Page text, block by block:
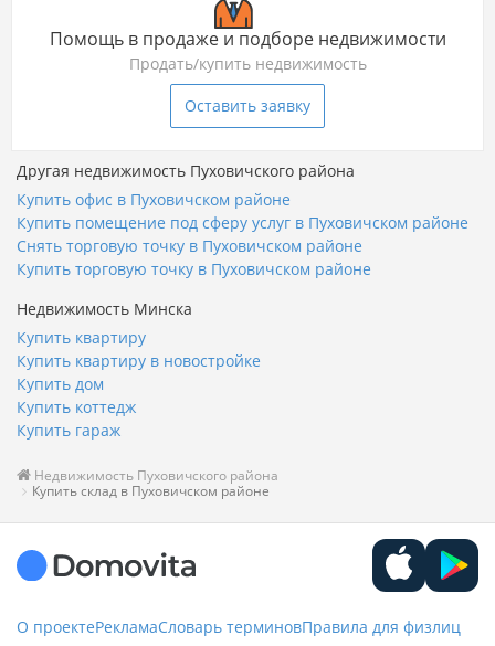
Помощь в продаже и подборе недвижимости
Продать/купить недвижимость
Оставить заявку
Другая недвижимость Пуховичского района
Купить офис в Пуховичском районе
Купить помещение под сферу услуг в Пуховичском районе
Снять торговую точку в Пуховичском районе
Купить торговую точку в Пуховичском районе
Недвижимость Минска
Купить квартиру
Купить квартиру в новостройке
Купить дом
Купить коттедж
Купить гараж
Недвижимость Пуховичского района
Купить склад в Пуховичском районе
О проектеРекламаСловарь терминовПравила для физлиц